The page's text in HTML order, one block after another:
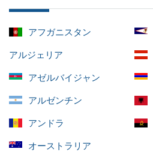
アフガニスタン
アルジェリア
アゼルバイジャン
アルゼンチン
アンドラ
オーストラリア